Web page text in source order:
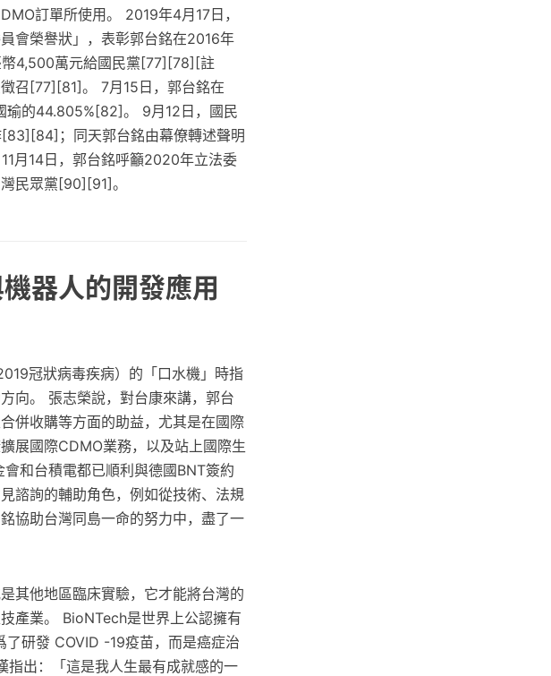
訂單所使用。 2019年4月17日，
會榮譽狀」，表彰郭台銘在2016年
幣4,500萬元給國民黨[77][78][註
召[77][81]。 7月15日，郭台銘在
瑜的44.805%[82]。 9月12日，國民
；同天郭台銘由幕僚轉述聲明
月14日，郭台銘呼籲2020年立法委
民眾黨[90][91]。
器人的開發應用
冠狀病毒疾病）的「口水機」時指
向。 張志榮說，對台康來講，郭台
併收購等方面的助益，尤其是在國際
展國際CDMO業務，以及站上國際生
和台積電都已順利與德國BNT簽約
諮詢的輔助角色，例如從技術、法規
協助台灣同島一命的努力中，盡了一
其他地區臨床實驗，它才能將台灣的
產業。 BioNTech是世界上公認擁有
研發 COVID -19疫苗，而是癌症治
出：「這是我人生最有成就感的一